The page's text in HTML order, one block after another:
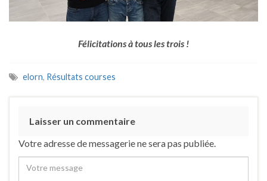
Félicitations à tous les trois !
elorn, Résultats courses
Laisser un commentaire
Votre adresse de messagerie ne sera pas publiée.